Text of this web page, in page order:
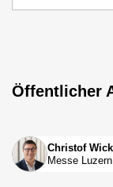
Öffentlicher
Christof
Messe